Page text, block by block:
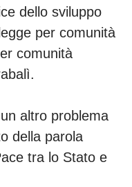
dello sviluppo
per comunità
comunità
altro problema
della parola
tra lo Stato e